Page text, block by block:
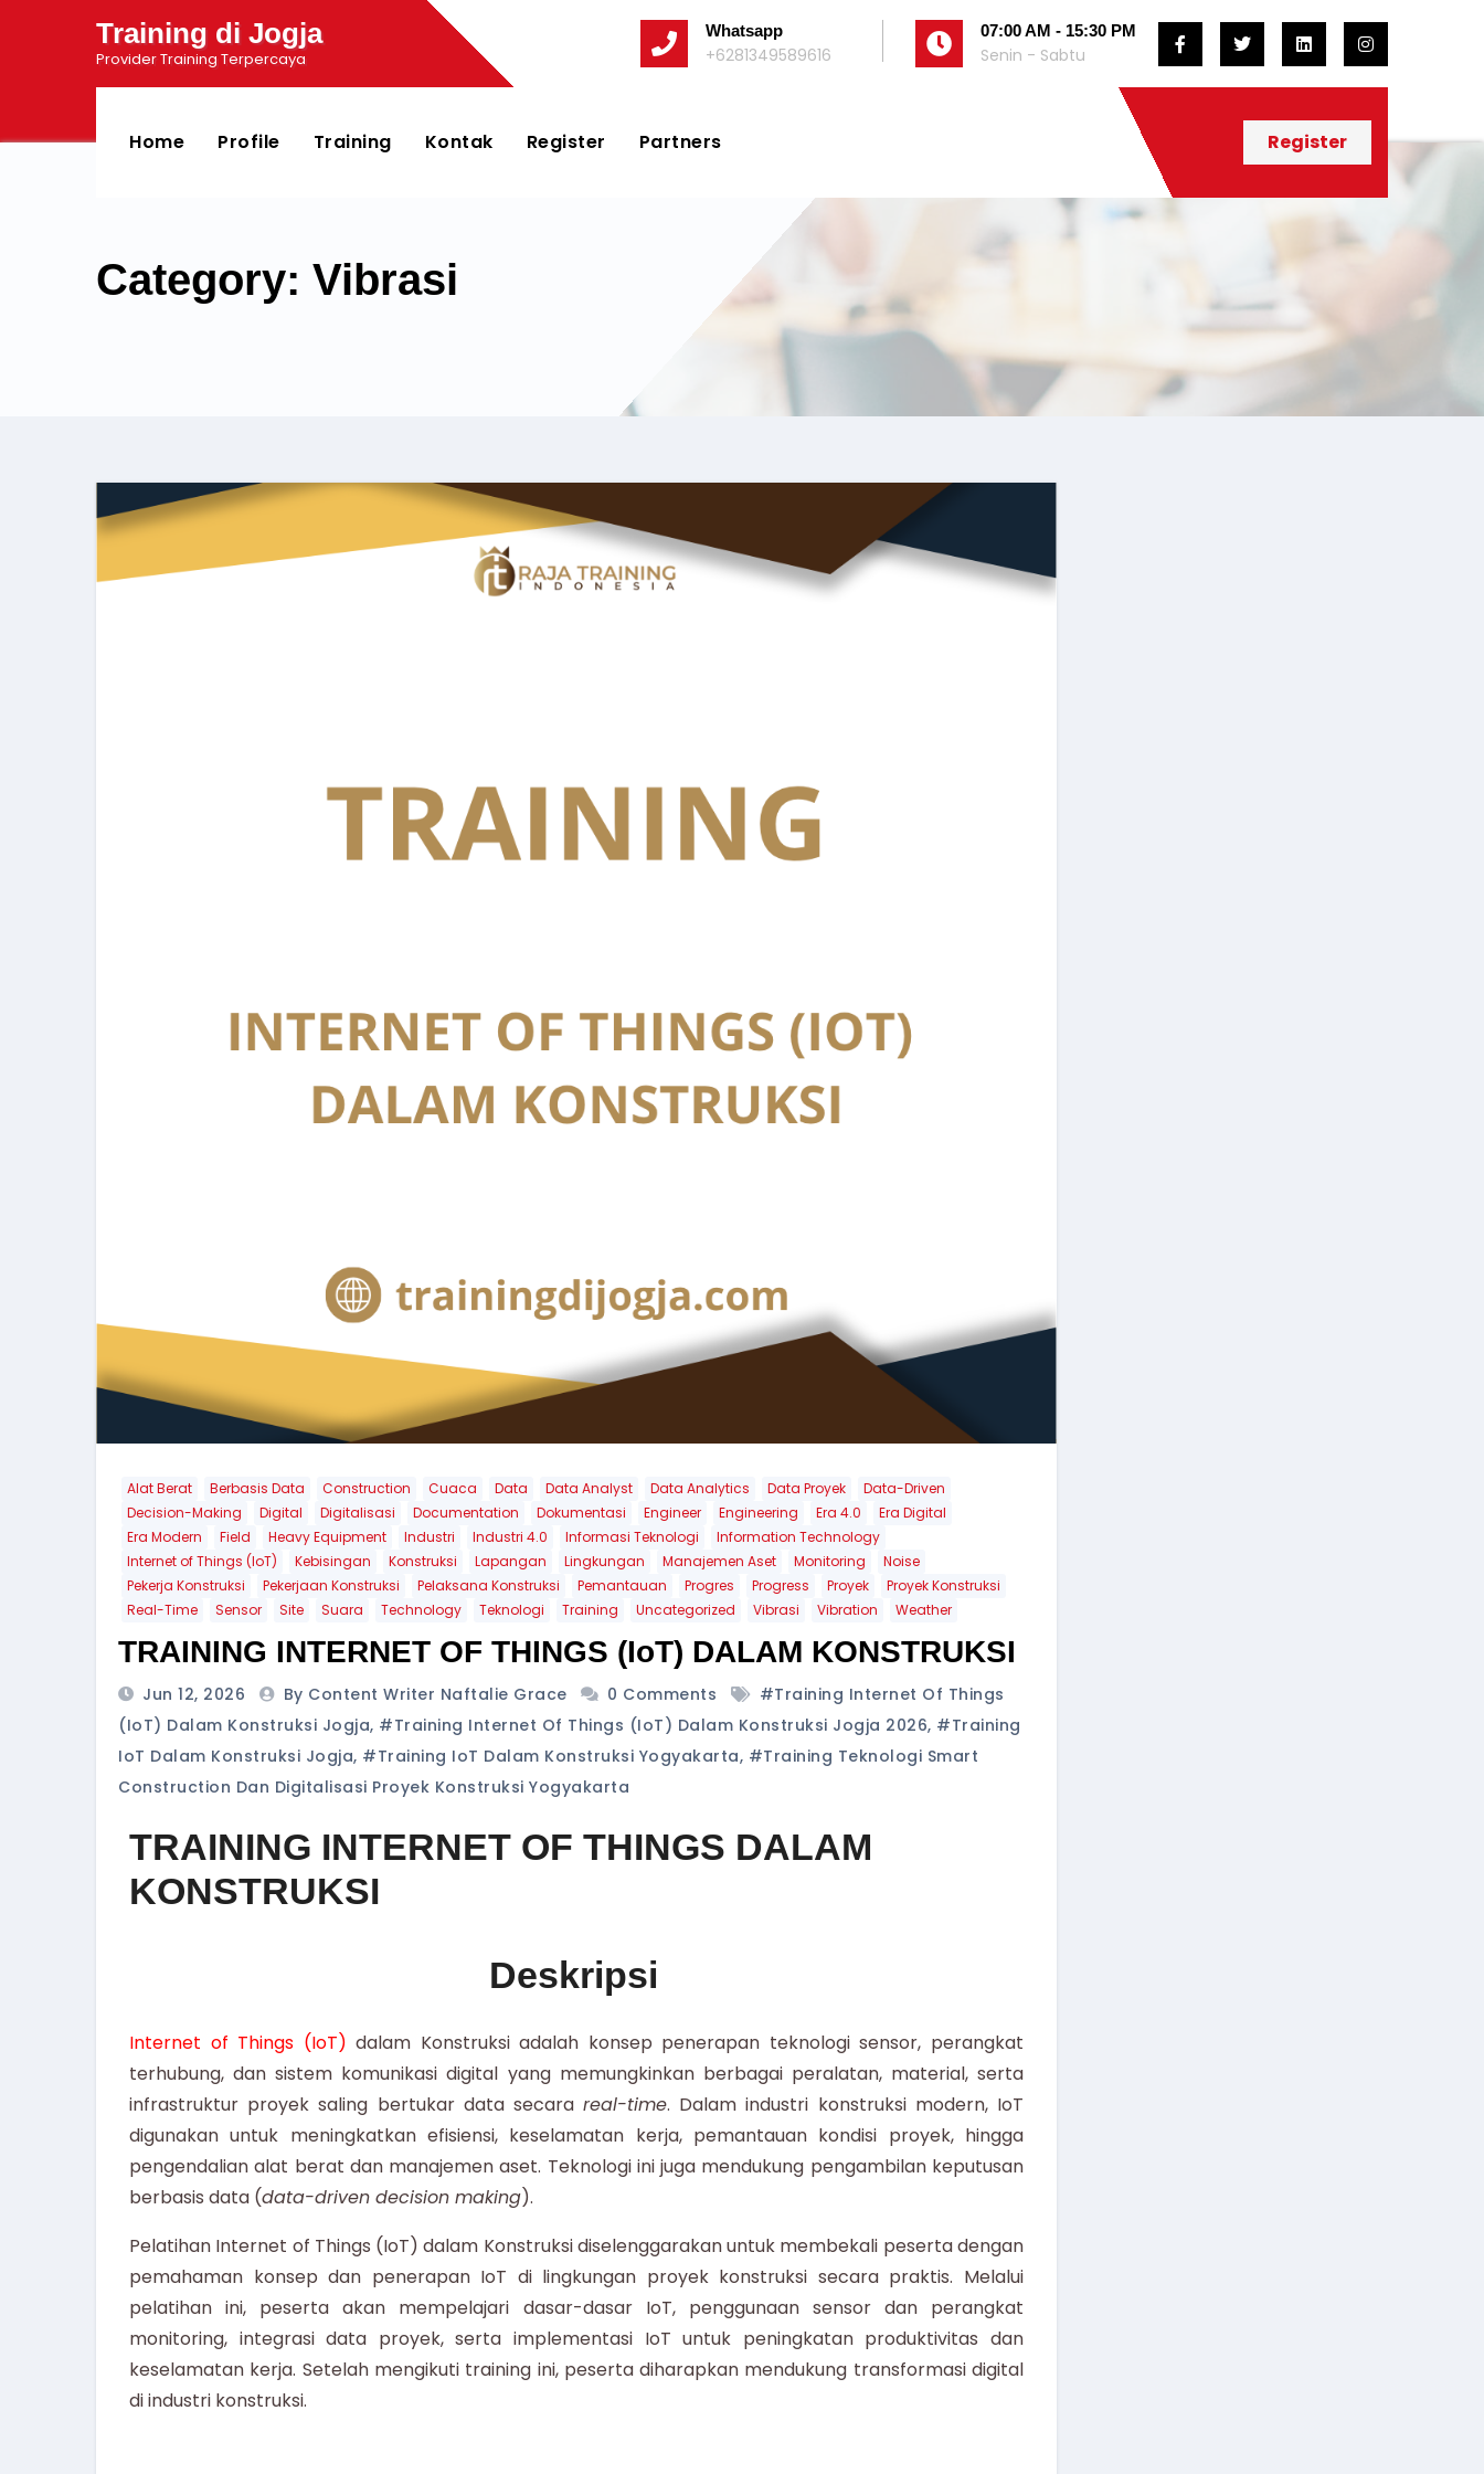
Training di Jogja
Provider Training Terpercaya
Whatsapp
+6281349589616
07:00 AM - 15:30 PM
Senin - Sabtu
Home Profile Training Kontak Register Partners Register
Category: Vibrasi
Alat Berat Berbasis Data Construction Cuaca Data Data Analyst Data Analytics Data Proyek
Data-Driven
Decision-Making
Digital Digitalisasi Documentation Dokumentasi Engineer Engineering Era 4.0
Era Digital
Era Modern
Field Heavy Equipment Industri Industri 4.0 Informasi Teknologi
Information Technology
Internet of Things (IoT)
Kebisingan Konstruksi Lapangan Lingkungan Manajemen Aset Monitoring
Noise
Pekerja Konstruksi
Pekerjaan Konstruksi Pelaksana Konstruksi Pemantauan Progres Progress Proyek
Proyek Konstruksi
Real-Time
Sensor Site Suara Technology Teknologi Training Uncategorized Vibrasi Vibration Weather
TRAINING INTERNET OF THINGS (IoT) DALAM KONSTRUKSI
Jun 12, 2026 By Content Writer Naftalie Grace 0 Comments
#training Internet Of Things
(IoT) Dalam Konstruksi Jogja, #training Internet Of Things (IoT) Dalam Konstruksi Jogja 2026, #training
IoT Dalam Konstruksi Jogja, #training IoT Dalam Konstruksi Yogyakarta, #training Teknologi Smart
Construction Dan Digitalisasi Proyek Konstruksi Yogyakarta
TRAINING INTERNET OF THINGS DALAM
KONSTRUKSI
Deskripsi
Internet of Things (IoT) dalam Konstruksi adalah konsep penerapan teknologi sensor, perangkat
terhubung, dan sistem komunikasi digital yang memungkinkan berbagai peralatan, material, serta
infrastruktur proyek saling bertukar data secarareal-time. Dalam industri konstruksi modern, IoT
digunakan untuk meningkatkan efisiensi, keselamatan kerja, pemantauan kondisi proyek, hingga
pengendalian alat berat dan manajemen aset. Teknologi ini juga mendukung pengambilan keputusan
berbasis data (data-driven decision making).
Pelatihan Internet of Things (IoT) dalam Konstruksi diselenggarakan untuk membekali peserta dengan
pemahaman konsep dan penerapan IoT di lingkungan proyek konstruksi secara praktis. Melalui
pelatihan ini, peserta akan mempelajari dasar-dasar IoT, penggunaan sensor dan perangkat
monitoring, integrasi data proyek, serta implementasi IoT untuk peningkatan produktivitas dan
keselamatan kerja. Setelah mengikuti training ini, peserta diharapkan mendukung transformasi digital
di industri konstruksi.